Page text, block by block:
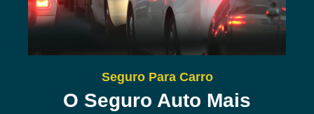
Seguro Para Carro
O Seguro Auto Mais